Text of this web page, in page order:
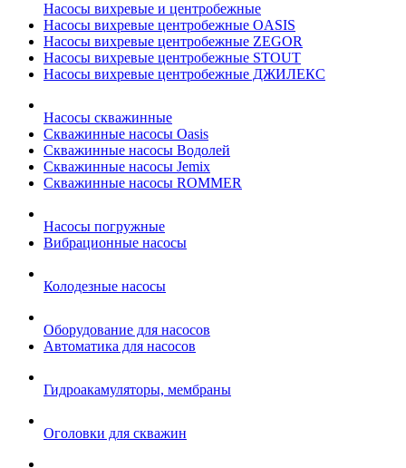
Насосы вихревые и центробежные
Насосы вихревые центробежные OASIS
Насосы вихревые центробежные ZEGOR
Насосы вихревые центробежные STOUT
Насосы вихревые центробежные ДЖИЛЕКС
Насосы скважинные
Скважинные насосы Oasis
Скважинные насосы Водолей
Скважинные насосы Jemix
Cкважинные насосы ROMMER
Насосы погружные
Вибрационные насосы
Колодезные насосы
Оборудование для насосов
Автоматика для насосов
Гидроакамуляторы, мембраны
Оголовки для скважин